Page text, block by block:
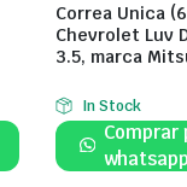
Correa Unica
Chevrolet Luv
3.5, marca
In Stock
Comprar
whatsapp